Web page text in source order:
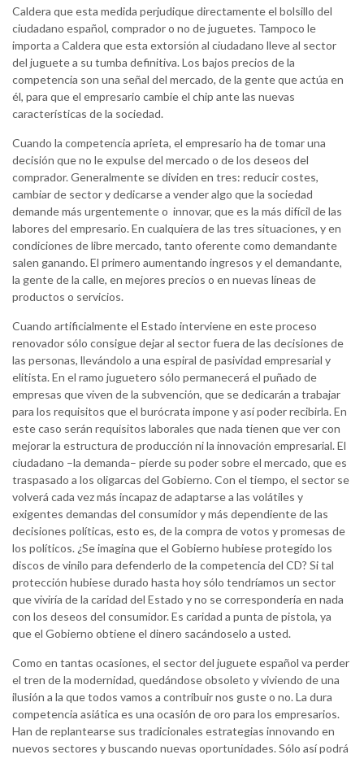
Caldera que esta medida perjudique directamente el bolsillo del
ciudadano español, comprador o no de juguetes. Tampoco le
importa a Caldera que esta extorsión al ciudadano lleve al sector
del juguete a su tumba definitiva. Los bajos precios de la
competencia son una señal del mercado, de la gente que actúa en
él, para que el empresario cambie el chip ante las nuevas
características de la sociedad.
Cuando la competencia aprieta, el empresario ha de tomar una
decisión que no le expulse del mercado o de los deseos del
comprador. Generalmente se dividen en tres: reducir costes,
cambiar de sector y dedicarse a vender algo que la sociedad
demande más urgentemente o innovar, que es la más difícil de las
labores del empresario. En cualquiera de las tres situaciones, y en
condiciones de libre mercado, tanto oferente como demandante
salen ganando. El primero aumentando ingresos y el demandante,
la gente de la calle, en mejores precios o en nuevas líneas de
productos o servicios.
Cuando artificialmente el Estado interviene en este proceso
renovador sólo consigue dejar al sector fuera de las decisiones de
las personas, llevándolo a una espiral de pasividad empresarial y
elitista. En el ramo juguetero sólo permanecerá el puñado de
empresas que viven de la subvención, que se dedicarán a trabajar
para los requisitos que el burócrata impone y así poder recibirla. En
este caso serán requisitos laborales que nada tienen que ver con
mejorar la estructura de producción ni la innovación empresarial. El
ciudadano –la demanda– pierde su poder sobre el mercado, que es
traspasado a los oligarcas del Gobierno. Con el tiempo, el sector se
volverá cada vez más incapaz de adaptarse a las volátiles y
exigentes demandas del consumidor y más dependiente de las
decisiones políticas, esto es, de la compra de votos y promesas de
los políticos. ¿Se imagina que el Gobierno hubiese protegido los
discos de vinilo para defenderlo de la competencia del CD? Si tal
protección hubiese durado hasta hoy sólo tendríamos un sector
que viviría de la caridad del Estado y no se correspondería en nada
con los deseos del consumidor. Es caridad a punta de pistola, ya
que el Gobierno obtiene el dinero sacándoselo a usted.
Como en tantas ocasiones, el sector del juguete español va perder
el tren de la modernidad, quedándose obsoleto y viviendo de una
ilusión a la que todos vamos a contribuir nos guste o no. La dura
competencia asiática es una ocasión de oro para los empresarios.
Han de replantearse sus tradicionales estrategias innovando en
nuevos sectores y buscando nuevas oportunidades. Sólo así podrá